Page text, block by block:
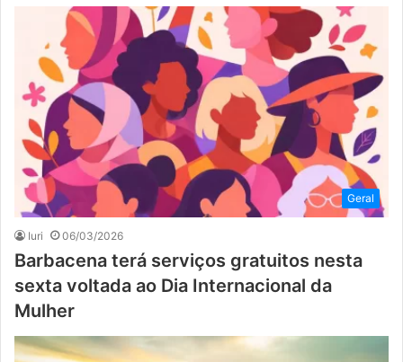
Geral
Iuri 06/03/2026
Barbacena terá serviços gratuitos nesta
sexta voltada ao Dia Internacional da
Mulher